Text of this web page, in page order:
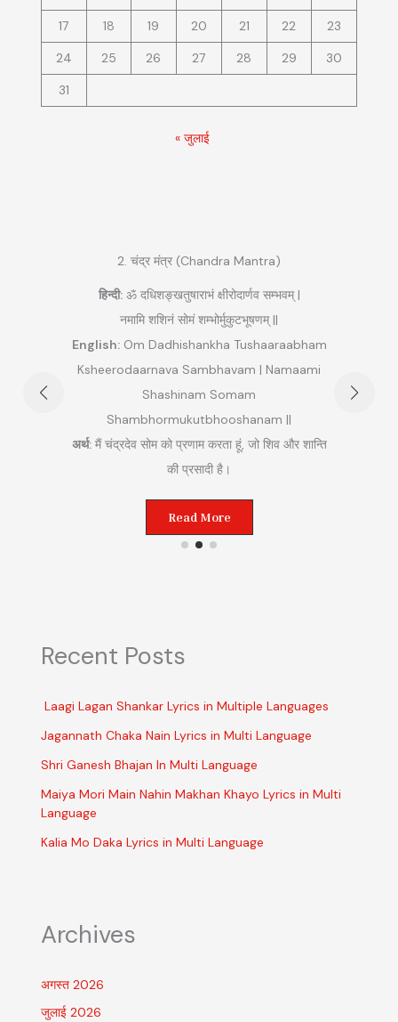
17
18 19 20 21 22
23
24
25 26 27 28 29
30
31
« जुलाई
मंत्र (Chandra Mantra)
क्षीरोदार्णव सम्भवम् |
शशिनं सोमं शम्भोर्मुकुटभूषणम् ||
Tushaaraabham
Sambhavam | Namaami
Somam
||
को प्रणाम करता हूं, जो शिव और शान्ति
हिन्दी:ॐ अङ्गारकाय महाभागाय
English:Om
Mahaabhaagaaya
||
अर्थ:मैं मंगल ग्रह को प्रणाम करता हूं,
विजय का प्रतीक है।
Recent Posts
Laagi Lagan Shankar Lyrics in Multiple Languages
Jagannath Chaka Nain Lyrics in Multi Language
Shri Ganesh Bhajan In Multi Language
Maiya Mori Main Nahin Makhan Khayo Lyrics in Multi
Language
Kalia Mo Daka Lyrics in Multi Language
Archives
अगस्त 2026
जुलाई 2026